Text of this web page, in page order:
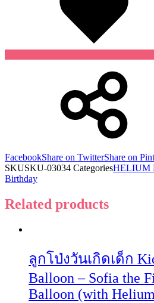
FacebookShare on TwitterShare on
SKUSKU-03034 CategoriesHELIUM
Birthday
Related products
ลูกโป่งวันเกิดเด็ก
Balloon – Sofia the
Balloon (with